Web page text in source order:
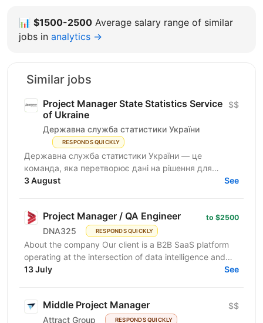
📊 $1500-2500 Average salary range of similar
jobs in analytics →
Similar jobs
Project Manager State Statistics Service
of Ukraine
Державна служба статистики України
RESPONDS QUICKLY
$$
Державна служба статистики України — це
команда, яка перетворює дані на рішення для
розвитку країни. Ми перебуваємо у процесі
3 August See
Project Manager / QA Engineer
DNA325 RESPONDS QUICKLY
to $2500
About the company Our client is a B2B SaaS platform
operating at the intersection of data intelligence and
LinkedIn advertising. The product is in active...
13 July See
Middle Project Manager
Attract Group RESPONDS QUICKLY
$$